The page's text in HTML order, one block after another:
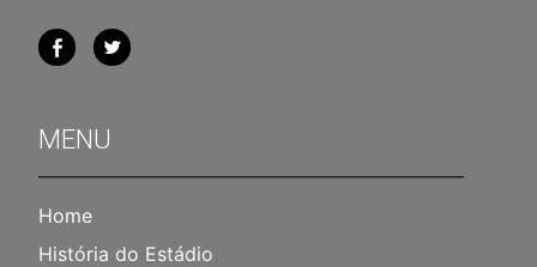
MENU
Home
História do Estádio